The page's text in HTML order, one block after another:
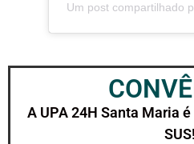
Um post compartilhado
A UPA 24H Santa Maria
SUS!